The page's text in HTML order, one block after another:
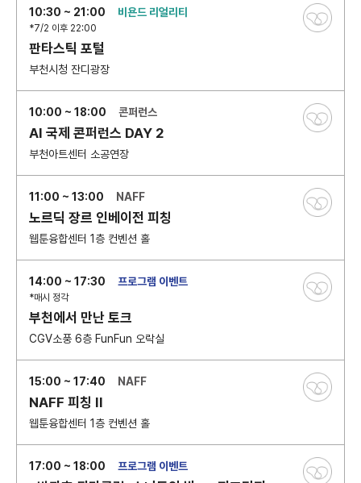
10:30 ~ 21:00
*7/2 이후 22:00
비욘드 리얼리티
판타스틱 포털
부천시청 잔디광장
10:00 ~ 18:00 콘퍼런스
AI 국제 콘퍼런스 DAY 2
부천아트센터 소공연장
11:00 ~ 13:00 NAFF
노르딕 장르 인베이전 피칭
웹툰융합센터 1층 컨벤션 홀
14:00 ~ 17:30
*매시 정각
프로그램 이벤트
부천에서 만난 토크
CGV소풍 6층 FunFun 오락실
15:00 ~ 17:40 NAFF
NAFF 피칭 II
웹툰융합센터 1층 컨벤션 홀
17:00 ~ 18:00 프로그램 이벤트